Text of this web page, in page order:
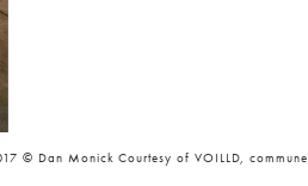
© Dan Monick Courtesy of VOILLD, commune